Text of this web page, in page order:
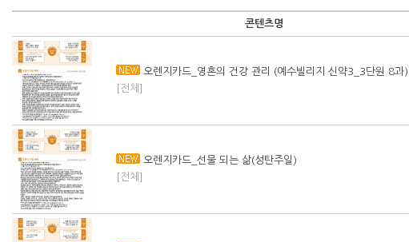
콘텐츠명
오렌지카드_영혼의 건강 관리 (예수빌리지 신약3_3단원 8과)
[전체]
오렌지카드_선물 되는 삶(성탄주일)
[전체]